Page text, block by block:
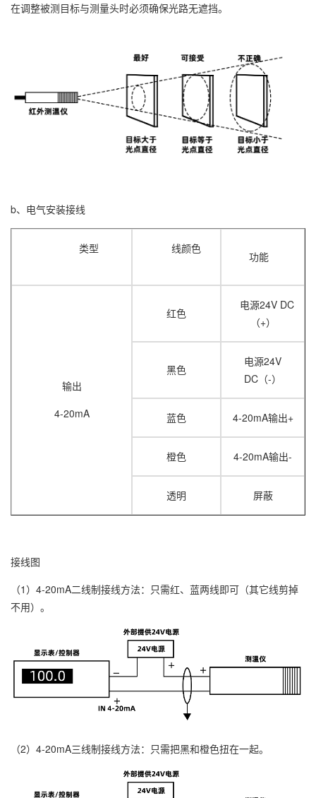
在调整被测目标与测量头时必须确保光路无遮挡。
b、电气安装接线
类型 线颜色
功能
输出
4-20mA
红色
电源24V DC
（+）
黑色
电源24V
DC（-）
蓝色 4-20mA输出+
橙色 4-20mA输出-
透明 屏蔽
接线图
（1）4-20mA二线制接线方法：只需红、蓝两线即可（其它线剪掉
不用）。
（2）4-20mA三线制接线方法：只需把黑和橙色扭在一起。